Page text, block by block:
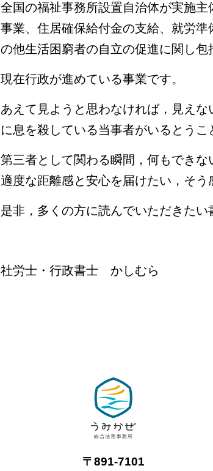
全国の福祉事務所設置自治体が実施
事業、住居確保給付金の支給、就労
の他生活困窮者の自立の促進に関し包
現在行政が進めている事業です。
あえて見ようと思わなければ，見え
に息を殺している当事者がいるとうこ
第三者として関わる瞬間，何もでき
適度な距離感と安心を届けたい，そう
是非，多くの方に読んでいただきたい
社労士・行政書士 かしむら
〒891-7101